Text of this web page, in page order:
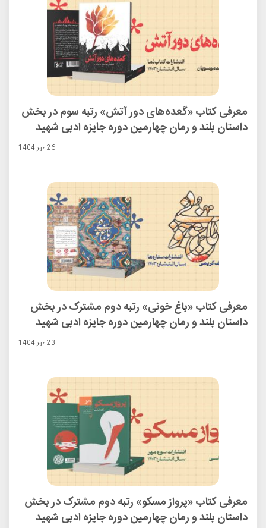
معرفی کتاب «گعده‌های دور آتش» رتبه سوم در بخش
داستان بلند و رمان چهارمین دوره جایزه ادبی شهید
26 مهر 1404
معرفی کتاب «باغ خونی» رتبه دوم مشترک در بخش
داستان بلند و رمان چهارمین دوره جایزه ادبی شهید
23 مهر 1404
معرفی کتاب «پرواز مسکو» رتبه دوم مشترک در بخش
داستان بلند و رمان چهارمین دوره جایزه ادبی شهید